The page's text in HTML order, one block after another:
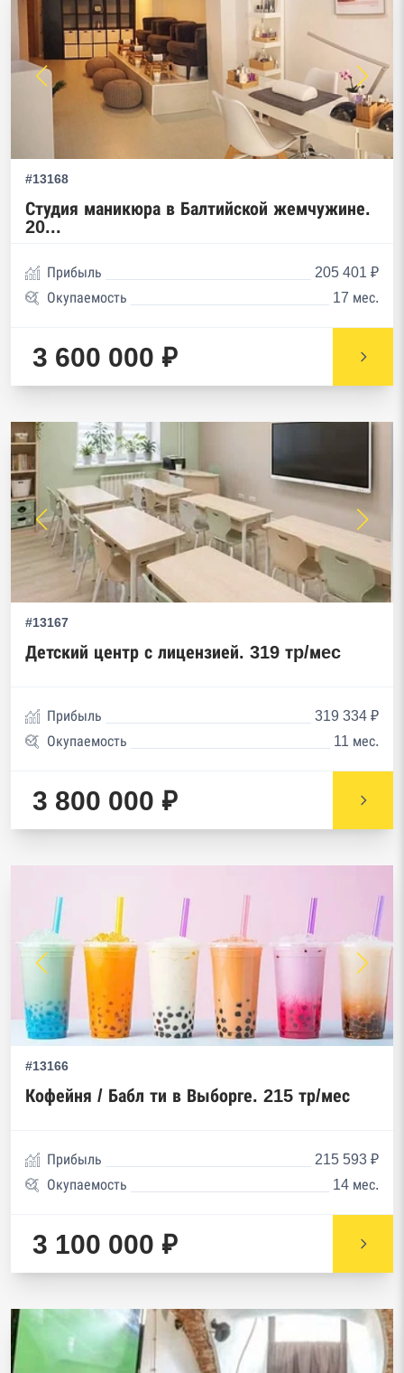
#13168
Студия маникюра в Балтийской жемчужине.
20...
Прибыль
205 401 ₽
Окупаемость
17 мес.
3 600 000 ₽
#13167
Детский центр с лицензией. 319 тp/мec
Прибыль
319 334 ₽
Окупаемость
11 мес.
3 800 000 ₽
#13166
Кофейня / Бабл ти в Выборге. 215 тр/мес
Прибыль
215 593 ₽
Окупаемость
14 мес.
3 100 000 ₽